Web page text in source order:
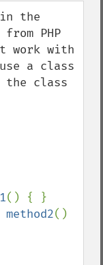
the
PHP
work with
a class
the class
() { }
method2()